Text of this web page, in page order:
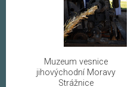
Muzeum vesnice
jihovýchodní Moravy
Strážnice